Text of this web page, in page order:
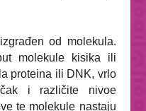
od molekula.
molekule kisika ili
proteina ili DNK, vrlo
i različite nivoe
te molekule nastaju